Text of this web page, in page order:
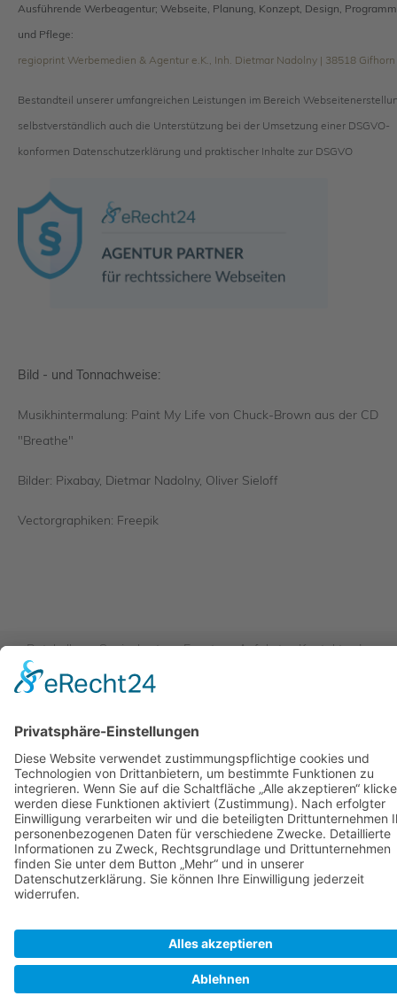
Ausführende Werbeagentur; Webseite, Planung, Konzept, Design,
und Pflege:
regioprint Werbemedien & Agentur e.K., Inh. Dietmar Nadolny | 38518 Gifhorn
Bestandteil unserer umfangreichen Leistungen im Bereich
selbstverständlich auch die Unterstützung bei der Umsetzung einer DSGVO-
konformen Datenschutzerklärung und praktischer Inhalte zur DSGVO
Bild - und Tonnachweise:
Musikhintermalung: Paint My Life von Chuck-Brown aus der CD
"Breathe"
Bilder: Pixabay, Dietmar Nadolny, Oliver Sieloff
Vectorgraphiken: Freepik
Ratskeller Speisekarte Events Anfahrt Kontakt
Datenschutzerklärung
21 - 89 35 33
und Pflege:
regioprint Werbemedien & Agentur e.K., Inh. Dietmar Nadolny | 38518